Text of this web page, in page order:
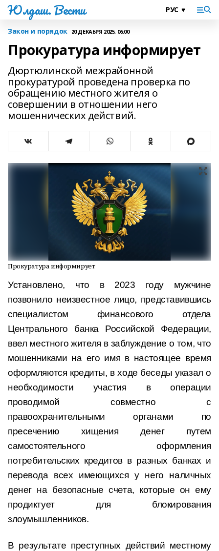
Юлдаш. Вести
Закон и порядок 20 ДЕКАБРЯ 2025, 06:00
Прокуратура информирует
Дюртюлинской межрайонной
прокуратурой проведена проверка по
обращению местного жителя о
совершении в отношении него
мошеннических действий.
Прокуратура информирует
Установлено, что в 2023 году мужчине
позвонило неизвестное лицо, представившись
специалистом финансового отдела
Центрального банка Российской Федерации,
ввел местного жителя в заблуждение о том, что
мошенниками на его имя в настоящее время
оформляются кредиты, в ходе беседы указал о
необходимости участия в операции
проводимой совместно с
правоохранительными органами по
пресечению хищения денег путем
самостоятельного оформления
потребительских кредитов в разных банках и
перевода всех имеющихся у него наличных
денег на безопасные счета, которые он ему
продиктует для блокирования
злоумышленников.
В результате преступных действий местному